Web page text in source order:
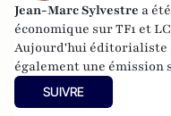
Jean-Marc Sylvestre a
économique sur TF1 et
Aujourd'hui
également une émission
SUIVRE